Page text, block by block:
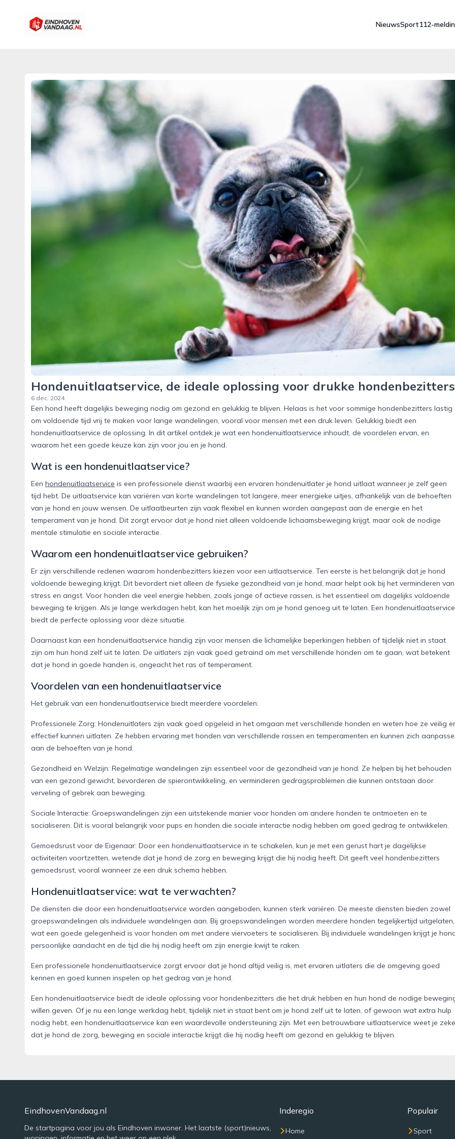
eindhovenvandaag.nl
NieuwsSport112-
Hondenuitlaatservice, de ideale oplossing voor drukke
6 dec. 2024
Een hond heeft dagelijks beweging nodig om gezond en gelukkig te blijven. Helaas is het voor sommige hondenbezitters lastig
om voldoende tijd vrij te maken voor lange wandelingen, vooral voor mensen met een druk leven. Gelukkig biedt een
hondenuitlaatservice de oplossing. In dit artikel ontdek je wat een hondenuitlaatservice inhoudt, de voordelen ervan, en
waarom het een goede keuze kan zijn voor jou en je hond.
Wat is een hondenuitlaatservice?
Een hondenuitlaatservice is een professionele dienst waarbij een ervaren hondenuitlater je hond uitlaat wanneer je zelf geen
tijd hebt. De uitlaatservice kan variëren van korte wandelingen tot langere, meer energieke uitjes, afhankelijk van de behoeften
van je hond en jouw wensen. De uitlaatbeurten zijn vaak flexibel en kunnen worden aangepast aan de energie en het
temperament van je hond. Dit zorgt ervoor dat je hond niet alleen voldoende lichaamsbeweging krijgt, maar ook de nodige
mentale stimulatie en sociale interactie.
Waarom een hondenuitlaatservice gebruiken?
Er zijn verschillende redenen waarom hondenbezitters kiezen voor een uitlaatservice. Ten eerste is het belangrijk dat je hond
voldoende beweging krijgt. Dit bevordert niet alleen de fysieke gezondheid van je hond, maar helpt ook bij het verminderen van
stress en angst. Voor honden die veel energie hebben, zoals jonge of actieve rassen, is het essentieel om dagelijks voldoende
beweging te krijgen. Als je lange werkdagen hebt, kan het moeilijk zijn om je hond genoeg uit te laten. Een hondenuitlaatservice
biedt de perfecte oplossing voor deze situatie.
Daarnaast kan een hondenuitlaatservice handig zijn voor mensen die lichamelijke beperkingen hebben of tijdelijk niet in staat
zijn om hun hond zelf uit te laten. De uitlaters zijn vaak goed getraind om met verschillende honden om te gaan, wat betekent
dat je hond in goede handen is, ongeacht het ras of temperament.
Voordelen van een hondenuitlaatservice
Het gebruik van een hondenuitlaatservice biedt meerdere voordelen:
Professionele Zorg: Hondenuitlaters zijn vaak goed opgeleid in het omgaan met verschillende honden en weten hoe ze veilig
effectief kunnen uitlaten. Ze hebben ervaring met honden van verschillende rassen en temperamenten en kunnen zich
aan de behoeften van je hond.
Gezondheid en Welzijn: Regelmatige wandelingen zijn essentieel voor de gezondheid van je hond. Ze helpen bij het behouden
van een gezond gewicht, bevorderen de spierontwikkeling, en verminderen gedragsproblemen die kunnen ontstaan door
verveling of gebrek aan beweging.
Sociale Interactie: Groepswandelingen zijn een uitstekende manier voor honden om andere honden te ontmoeten en te
socialiseren. Dit is vooral belangrijk voor pups en honden die sociale interactie nodig hebben om goed gedrag te ontwikkelen.
Gemoedsrust voor de Eigenaar: Door een hondenuitlaatservice in te schakelen, kun je met een gerust hart je dagelijkse
activiteiten voortzetten, wetende dat je hond de zorg en beweging krijgt die hij nodig heeft. Dit geeft veel hondenbezitters
gemoedsrust, vooral wanneer ze een druk schema hebben.
Hondenuitlaatservice: wat te verwachten?
De diensten die door een hondenuitlaatservice worden aangeboden, kunnen sterk variëren. De meeste diensten bieden zowel
groepswandelingen als individuele wandelingen aan. Bij groepswandelingen worden meerdere honden tegelijkertijd uitgelaten,
wat een goede gelegenheid is voor honden om met andere viervoeters te socialiseren. Bij individuele wandelingen krijgt je
persoonlijke aandacht en de tijd die hij nodig heeft om zijn energie kwijt te raken.
Een professionele hondenuitlaatservice zorgt ervoor dat je hond altijd veilig is, met ervaren uitlaters die de omgeving goed
kennen en goed kunnen inspelen op het gedrag van je hond.
Een hondenuitlaatservice biedt de ideale oplossing voor hondenbezitters die het druk hebben en hun hond de nodige
willen geven. Of je nu een lange werkdag hebt, tijdelijk niet in staat bent om je hond zelf uit te laten, of gewoon wat extra hulp
nodig hebt, een hondenuitlaatservice kan een waardevolle ondersteuning zijn. Met een betrouwbare uitlaatservice weet je
dat je hond de zorg, beweging en sociale interactie krijgt die hij nodig heeft om gezond en gelukkig te blijven.
EindhovenVandaag.nl
De startpagina voor jou als Eindhoven inwoner. Het laatste (sport)nieuws,
Inderegio
Home
Populair
Sport